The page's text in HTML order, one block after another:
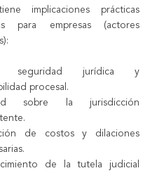
implicaciones prácticas
para empresas (actores
seguridad jurídica y
procesal.
sobre la jurisdicción
de costos y dilaciones
de la tutela judicial